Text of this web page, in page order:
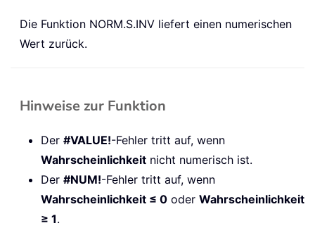
Die Funktion NORM.S.INV liefert einen numerischen
Wert zurück.
Hinweise zur Funktion
Der #VALUE!-Fehler tritt auf, wenn
Wahrscheinlichkeit nicht numerisch ist.
Der #NUM!-Fehler tritt auf, wenn
Wahrscheinlichkeit ≤ 0 oder Wahrscheinlichkeit
≥ 1.